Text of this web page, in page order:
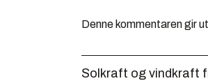
Denne kommentaren gir
Solkraft og vindkraft